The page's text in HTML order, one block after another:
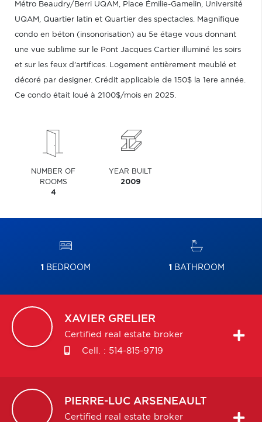
Métro Beaudry/Berri UQAM, Place Émilie-Gamelin, Université
UQAM, Quartier latin et Quartier des spectacles. Magnifique
condo en béton (insonorisation) au 5e étage vous donnant
une vue sublime sur le Pont Jacques Cartier illuminé les soirs
et sur les feux d'artifices. Logement entièrement meublé et
décoré par designer. Crédit applicable de 150$ la 1ere année.
Ce condo était loué à 2100$/mois en 2025.
NUMBER OF
ROOMS
4
YEAR BUILT
2009
1 BEDROOM 1 BATHROOM
XAVIER GRELIER
Certified real estate broker
Cell. : 514-815-9719
PIERRE-LUC ARSENEAULT
Certified real estate broker